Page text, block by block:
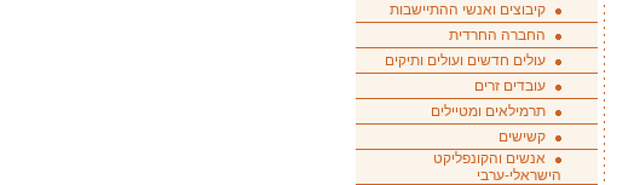
קיבוצים ואנשי ההתיישבות
החברה החרדית
עולים חדשים ועולים ותיקים
עובדים זרים
תרמילאים ומטיילים
קשישים
אנשים והקונפליקט
הישראלי-ערבי